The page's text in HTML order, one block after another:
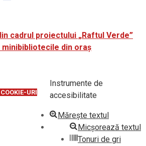
cadrul proiectului „Raftul Verde”
din oraș
URI
Instrumente de
accesibilitate
Mărește textul
Micșorează textul
Tonuri de gri